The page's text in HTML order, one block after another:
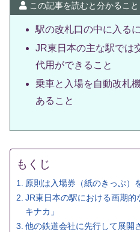
この記事を読むと分かること
駅の改札口の中に入る
JR東日本の主な駅では
代用ができること
乗車と入場を自動改札
あること
もくじ
原則は入場券（紙のきっぷ）
JR東日本の駅における画期
キナカ」
他の鉄道会社に先行して展開